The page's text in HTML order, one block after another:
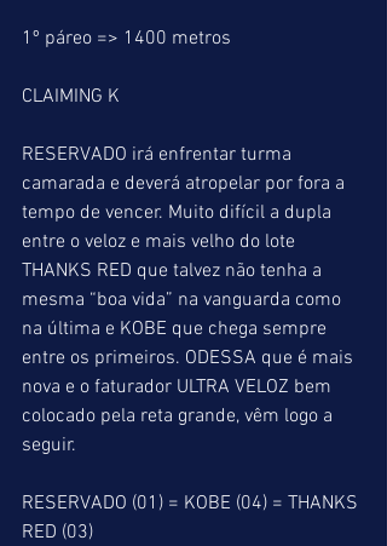
1º páreo => 1400 metros
CLAIMING K
RESERVADO irá enfrentar turma
camarada e deverá atropelar por fora a
tempo de vencer. Muito difícil a dupla
entre o veloz e mais velho do lote
THANKS RED que talvez não tenha a
mesma “boa vida” na vanguarda como
na última e KOBE que chega sempre
entre os primeiros. ODESSA que é mais
nova e o faturador ULTRA VELOZ bem
colocado pela reta grande, vêm logo a
seguir.
RESERVADO (01) = KOBE (04) = THANKS
RED (03)